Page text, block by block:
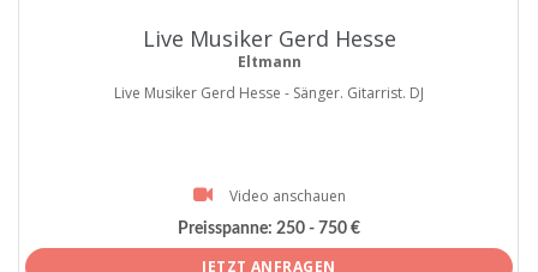
Live Musiker Gerd Hesse
Eltmann
Live Musiker Gerd Hesse - Sänger. Gitarrist. DJ
Video anschauen
Preisspanne: 250 - 750 €
JETZT ANFRAGEN